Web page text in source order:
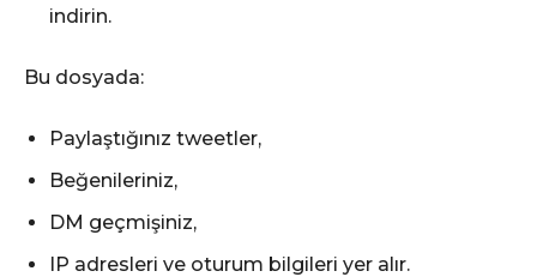
indirin.
Bu dosyada:
Paylaştığınız tweetler,
Beğenileriniz,
DM geçmişiniz,
IP adresleri ve oturum bilgileri yer alır.